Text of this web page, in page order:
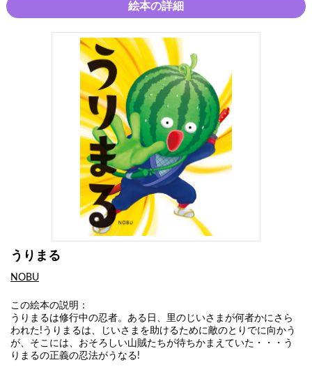
絵本の詳細
うりまる
NOBU
この絵本の説明：
うりまるは修行中の忍者。ある日、里のじいさまが何者かにさら
われた!うりまるは、じいさまを助けるために敵のとりでに向かう
が、そこには、おそろしい山賊たちが待ちかまえていた・・・う
りまるの正義の忍法がうなる!